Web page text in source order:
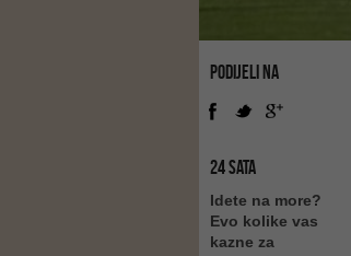
PODIJELI NA
24 SATA
Idete na more?
Evo kolike vas
kazne za